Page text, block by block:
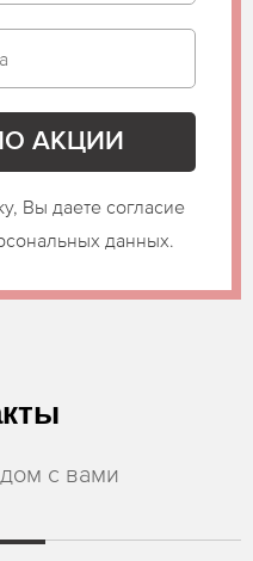
Вы даете согласие
данных.
с вами